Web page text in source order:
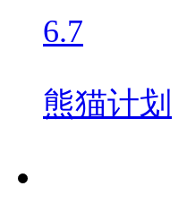
6.7
熊猫计划